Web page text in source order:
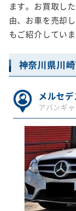
ます。お買取し
由、お車を売却
もご紹介していま
神奈川県川
メルセ
アバンギ